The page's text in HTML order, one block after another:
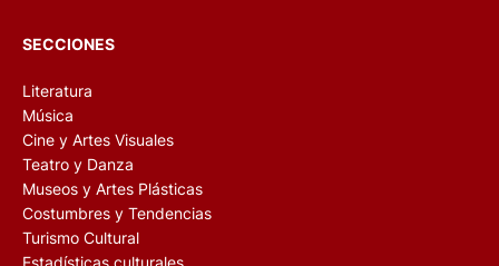
SECCIONES
Literatura
Música
Cine y Artes Visuales
Teatro y Danza
Museos y Artes Plásticas
Costumbres y Tendencias
Turismo Cultural